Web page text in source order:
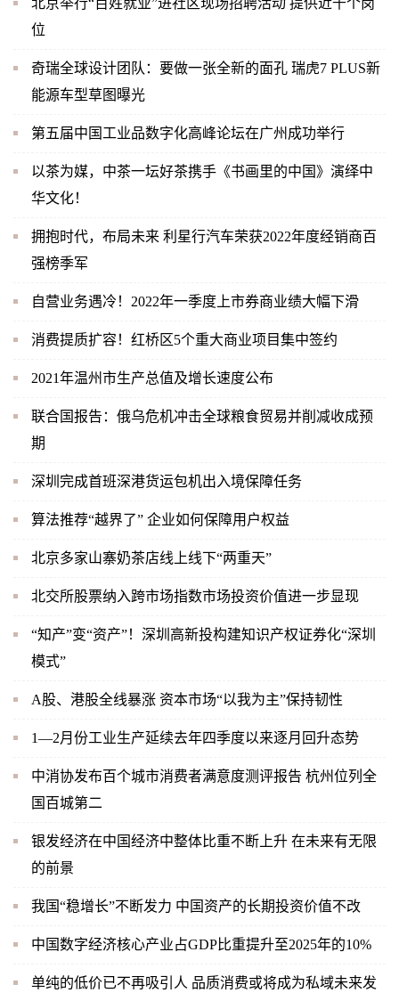
北京举行“百姓就业”进社区现场招聘活动 提供近千个岗
位
奇瑞全球设计团队：要做一张全新的面孔 瑞虎7 PLUS新
能源车型草图曝光
第五届中国工业品数字化高峰论坛在广州成功举行
以茶为媒，中茶一坛好茶携手《书画里的中国》演绎中
华文化！
拥抱时代，布局未来 利星行汽车荣获2022年度经销商百
强榜季军
自营业务遇冷！2022年一季度上市券商业绩大幅下滑
消费提质扩容！红桥区5个重大商业项目集中签约
2021年温州市生产总值及增长速度公布
联合国报告：俄乌危机冲击全球粮食贸易并削减收成预
期
深圳完成首班深港货运包机出入境保障任务
算法推荐“越界了” 企业如何保障用户权益
北京多家山寨奶茶店线上线下“两重天”
北交所股票纳入跨市场指数市场投资价值进一步显现
“知产”变“资产”！深圳高新投构建知识产权证券化“深圳
模式”
A股、港股全线暴涨 资本市场“以我为主”保持韧性
1—2月份工业生产延续去年四季度以来逐月回升态势
中消协发布百个城市消费者满意度测评报告 杭州位列全
国百城第二
银发经济在中国经济中整体比重不断上升 在未来有无限
的前景
我国“稳增长”不断发力 中国资产的长期投资价值不改
中国数字经济核心产业占GDP比重提升至2025年的10%
单纯的低价已不再吸引人 品质消费或将成为私域未来发